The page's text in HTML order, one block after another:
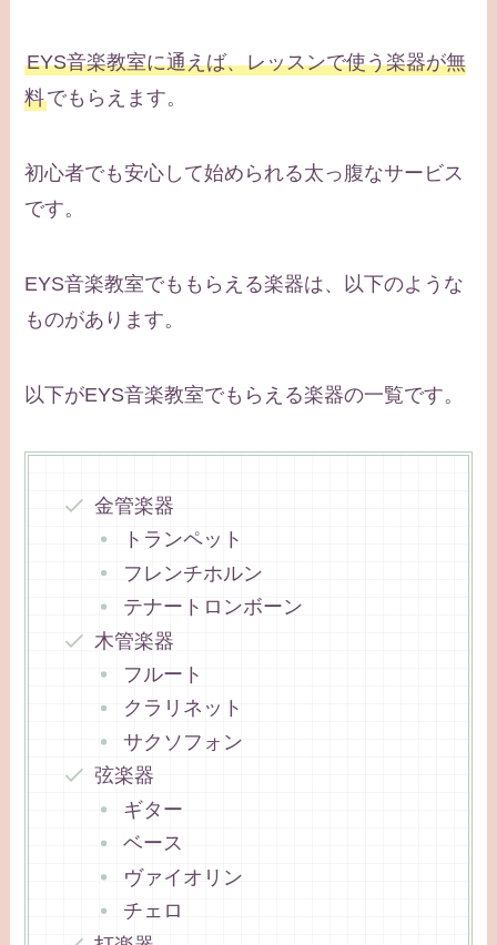
EYS音楽教室に通えば、レッスンで使う楽器が無
料でもらえます。
初心者でも安心して始められる太っ腹なサービス
です。
EYS音楽教室でももらえる楽器は、以下のような
ものがあります。
以下がEYS音楽教室でもらえる楽器の一覧です。
金管楽器
トランペット
フレンチホルン
テナートロンボーン
木管楽器
フルート
クラリネット
サクソフォン
弦楽器
ギター
ベース
ヴァイオリン
チェロ